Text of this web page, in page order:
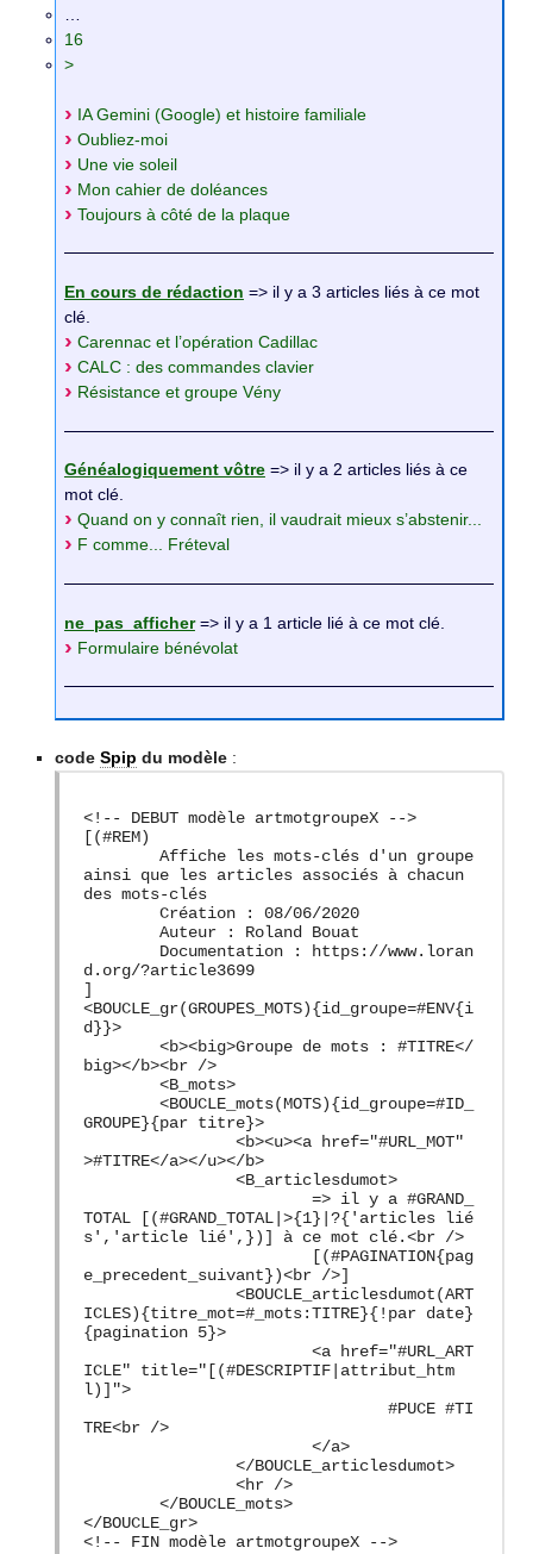
16
>
IA Gemini (Google) et histoire familiale
Oubliez-moi
Une vie soleil
Mon cahier de doléances
Toujours à côté de la plaque
En cours de rédaction => il y a 3 articles liés à ce mot
clé.
Carennac et l’opération Cadillac
CALC : des commandes clavier
Résistance et groupe Vény
Généalogiquement vôtre=> il y a 2 articles liés à ce
mot clé.
Quand on y connaît rien, il vaudrait mieux s’abstenir...
F comme... Fréteval
ne_pas_afficher=> il y a 1 article lié à ce mot clé.
Formulaire bénévolat
code Spip du modèle:
<!-- DEBUT modèle artmotgroupeX -->
[(#REM)
Affiche les mots-clés d'un groupe
ainsi que les articles associés à chacun
des mots-clés
Création : 08/06/2020
Auteur : Roland Bouat
Documentation : https://www.loran
d.org/?article3699
]
<BOUCLE_gr(GROUPES_MOTS){id_groupe=#ENV{i
d}}>
<b><big>Groupe de mots : #TITRE</
big></b><br />
<B_mots>
<BOUCLE_mots(MOTS){id_groupe=#ID_
GROUPE}{par titre}>
<b><u><a href="#URL_MOT"
>#TITRE</a></u></b>
<B_articlesdumot>
=> il y a #GRAND_
TOTAL [(#GRAND_TOTAL|>{1}|?{'articles lié
s','article lié',})] à ce mot clé.<br />
[(#PAGINATION{pag
e_precedent_suivant})<br />]
<BOUCLE_articlesdumot(ART
ICLES){titre_mot=#_mots:TITRE}{!par date}
{pagination 5}>
<a href="#URL_ART
ICLE" title="[(#DESCRIPTIF|attribut_htm
l)]">
#PUCE #TI
TRE<br />
</a>
</BOUCLE_articlesdumot>
<hr />
</BOUCLE_mots>
</BOUCLE_gr>
<!-- FIN modèle artmotgroupeX -->